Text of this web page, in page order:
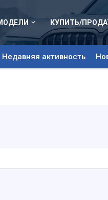
КУПИТЬ/
Недавняя активность